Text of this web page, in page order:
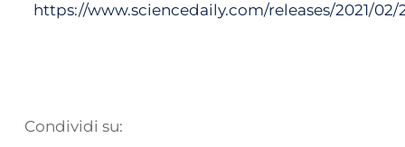
https://www.sciencedaily.com/releases/2021/02/
Condividi su: